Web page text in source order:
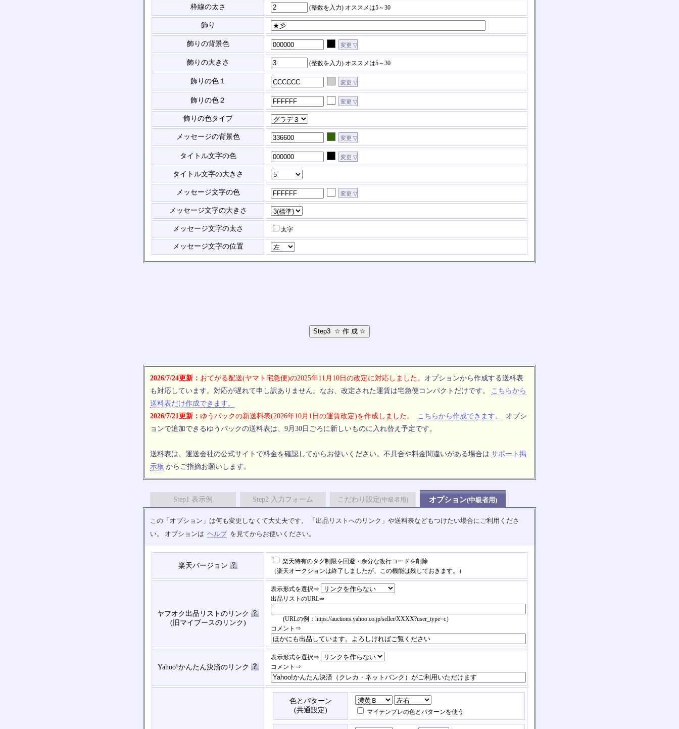
枠線の太さ (整数を入力) オススメは5～30
飾り
飾りの背景色
飾りの大きさ (整数を入力) オススメは5～30
飾りの色１
飾りの色２
飾りの色タイプ
メッセージの背景色
タイトル文字の色
タイトル文字の大きさ
メッセージ文字の色
メッセージ文字の大きさ
メッセージ文字の太さ 太字
メッセージ文字の位置
2026/7/24更新： おてがる配送(ヤマト宅急便)の2025年11月10日の改定に対応しました。 オプションから作成する送料表
も対応しています。対応が遅れて申し訳ありません。なお、改定された運賃は宅急便コンパクトだけです。
こちらから
送料表だけ作成できます。
2026/7/21更新： ゆうパックの新送料表(2026年10月1日の運賃改定)を作成しました。 こちらから作成できます。
オプシ
ョンで追加できるゆうパックの送料表は、9月30日ごろに新しいものに入れ替え予定です。
送料表は、運送会社の公式サイトで料金を確認してからお使いください。不具合や料金間違いがある場合は サポート掲
示板 からご指摘お願いします。
Step1 表示例 Step2 入力フォーム こだわり設定(中級者用) オプション(中級者用)
この「オプション」は何も変更しなくて大丈夫です。 「出品リストへのリンク」や送料表などもつけたい場合にご利用くださ
い。 オプションは ヘルプ を見てからお使いください。
楽天バージョン
楽天特有のタグ制限を回避・余分な改行コードを削除
（楽天オークションは終了しましたが、この機能は残しておきます。）
ヤフオク出品リストのリンク
(旧マイブースのリンク)
表示形式を選択⇒
出品リストのURL⇒
(URLの例：https://auctions.yahoo.co.jp/seller/XXXX?user_type=c）
コメント⇒
Yahoo!かんたん決済のリンク
表示形式を選択⇒
コメント⇒
色とパターン
(共通設定)
マイテンプレの色とパターンを使う